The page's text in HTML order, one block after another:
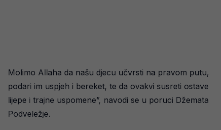
Molimo Allaha da našu djecu učvrsti na pravom putu,
podari im uspjeh i bereket, te da ovakvi susreti ostave
lijepe i trajne uspomene”, navodi se u poruci Džemata
Podveležje.